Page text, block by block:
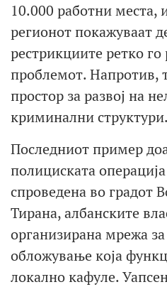
10.000 работни места,
регионот покажуваат
рестрикциите ретко
проблемот. Напротив,
простор за развој на
криминални структури.
Последниот пример
полициската
спроведена во градот
Тирана, албанските
организирана мрежа
обложување која
локално кафуле.